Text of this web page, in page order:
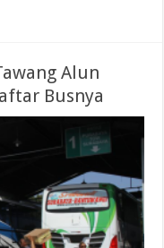
Alun
Busnya